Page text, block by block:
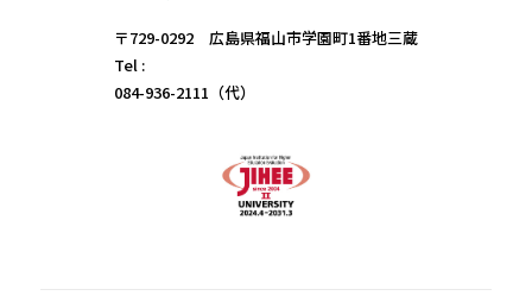
〒729-0292 広島県福山市学園町1番地三蔵
Tel :
084-936-2111（代）